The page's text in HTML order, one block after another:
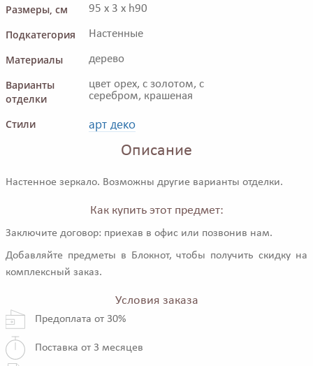
Размеры, см
95 x 3 x h90
Подкатегория Настенные
Материалы дерево
Варианты
отделки
цвет орех, с золотом, с
серебром, крашеная
Стили арт деко
Описание
Настенное зеркало. Возможны другие варианты отделки.
Как купить этот предмет:
Заключите договор: приехав в офис или позвонив нам.
Добавляйте предметы в Блокнот, чтобы получить скидку на
комплексный заказ.
Условия заказа
Предоплата от 30%
Поставка от 3 месяцев